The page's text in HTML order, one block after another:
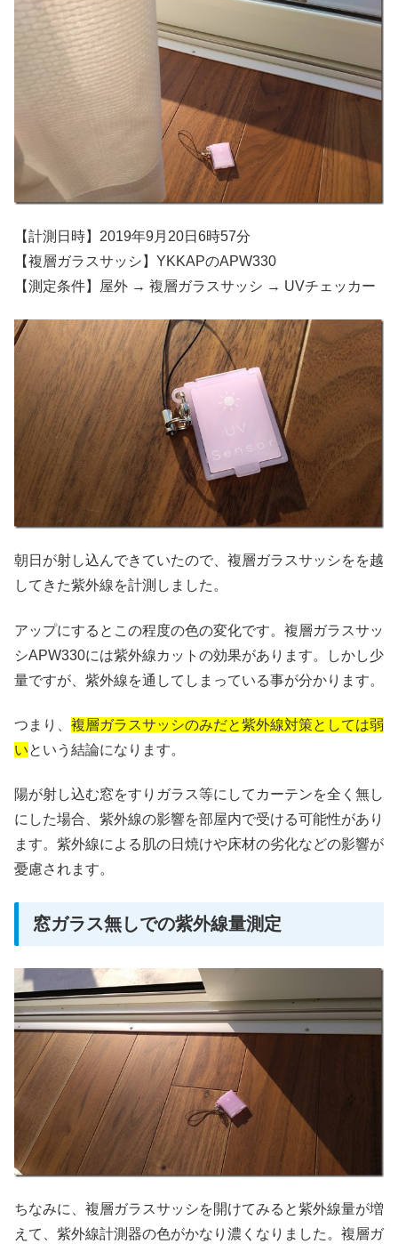
【計測日時】2019年9月20日6時57分
【複層ガラスサッシ】YKKAPのAPW330
【測定条件】屋外 → 複層ガラスサッシ → UVチェッカー
朝日が射し込んできていたので、複層ガラスサッシをを越
してきた紫外線を計測しました。
アップにするとこの程度の色の変化です。複層ガラスサッ
シAPW330には紫外線カットの効果があります。しかし少
量ですが、紫外線を通してしまっている事が分かります。
つまり、 複層ガラスサッシのみだと紫外線対策としては弱
いという結論になります。
陽が射し込む窓をすりガラス等にしてカーテンを全く無し
にした場合、紫外線の影響を部屋内で受ける可能性があり
ます。紫外線による肌の日焼けや床材の劣化などの影響が
憂慮されます。
窓ガラス無しでの紫外線量測定
ちなみに、複層ガラスサッシを開けてみると紫外線量が増
えて、紫外線計測器の色がかなり濃くなりました。複層ガ